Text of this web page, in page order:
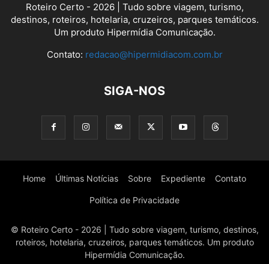
Roteiro Certo - 2026 | Tudo sobre viagem, turismo,
destinos, roteiros, hotelaria, cruzeiros, parques temáticos.
Um produto Hipermídia Comunicação.
Contato: redacao@hipermidiacom.com.br
SIGA-NOS
Home Últimas Notícias Sobre Expediente Contato
Política de Privacidade
© Roteiro Certo - 2026 | Tudo sobre viagem, turismo, destinos,
roteiros, hotelaria, cruzeiros, parques temáticos. Um produto
Hipermídia Comunicação.